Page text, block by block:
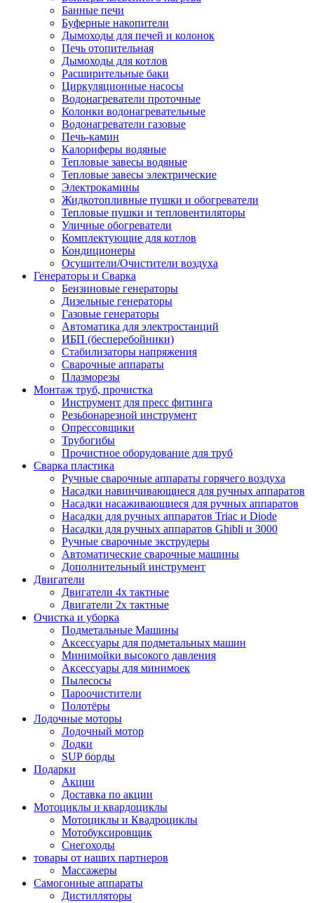
Банные печи
Буферные накопители
Дымоходы для печей и колонок
Печь отопительная
Дымоходы для котлов
Расширительные баки
Циркуляционные насосы
Водонагреватели проточные
Колонки водонагревательные
Водонагреватели газовые
Печь-камин
Калориферы водяные
Тепловые завесы водяные
Тепловые завесы электрические
Электрокамины
Жидкотопливные пушки и обогреватели
Тепловые пушки и тепловентиляторы
Уличные обогреватели
Комплектующие для котлов
Кондиционеры
Осушители/Очистители воздуха
Генераторы и Сварка
Бензиновые генераторы
Дизельные генераторы
Газовые генераторы
Автоматика для электростанций
ИБП (бесперебойники)
Стабилизаторы напряжения
Сварочные аппараты
Плазморезы
Монтаж труб, прочистка
Инструмент для пресс фитинга
Резьбонарезной инструмент
Опрессовщики
Трубогибы
Прочистное оборудование для труб
Сварка пластика
Ручные сварочные аппараты горячего воздуха
Насадки навинчивающиеся для ручных аппаратов
Насадки насаживающиеся для ручных аппаратов
Насадки для ручных аппаратов Triac и Diode
Насадки для ручных аппаратов Ghibli и 3000
Ручные сварочные экструдеры
Автоматические сварочные машины
Дополнительный инструмент
Двигатели
Двигатели 4х тактные
Двигатели 2х тактные
Очистка и уборка
Подметальные Машины
Аксессуары для подметальных машин
Минимойки высокого давления
Аксессуары для минимоек
Пылесосы
Пароочистители
Полотёры
Лодочные моторы
Лодочный мотор
Лодки
SUP борды
Подарки
Акции
Доставка по акции
Мотоциклы и квардоциклы
Мотоциклы и Квадроциклы
Мотобуксировщик
Снегоходы
товары от наших партнеров
Массажеры
Самогонные аппараты
Дистилляторы